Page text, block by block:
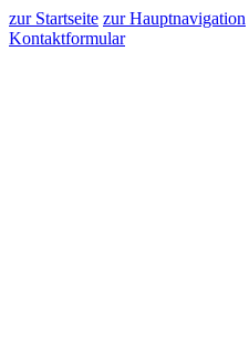
zur Startseite zur Hauptnavigation
Kontaktformular